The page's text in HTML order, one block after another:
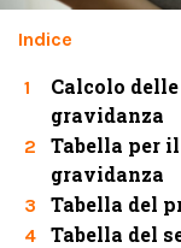
Indice
1
Calcolo
gravidanza
2
Tabella per
gravidanza
3 Tabella del
4 Tabella del